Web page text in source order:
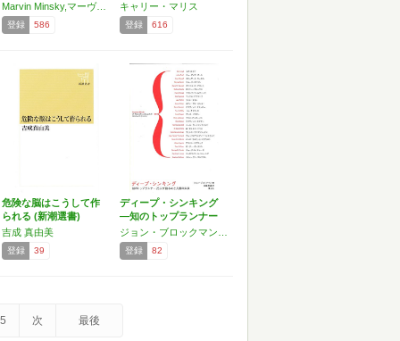
Marvin Minsky,マーヴィン・ミンスキー
登録 586
キャリー・マリス
登録 616
危険な脳はこうして作
られる (新潮選書)
吉成 真由美
登録 39
ディープ・シンキング
―知のトップランナー
2…
登録 82
5 次 最後